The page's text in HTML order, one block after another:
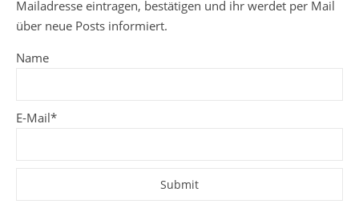
Mailadresse eintragen, bestätigen und ihr werdet per Mail
über neue Posts informiert.
Name
E-Mail*